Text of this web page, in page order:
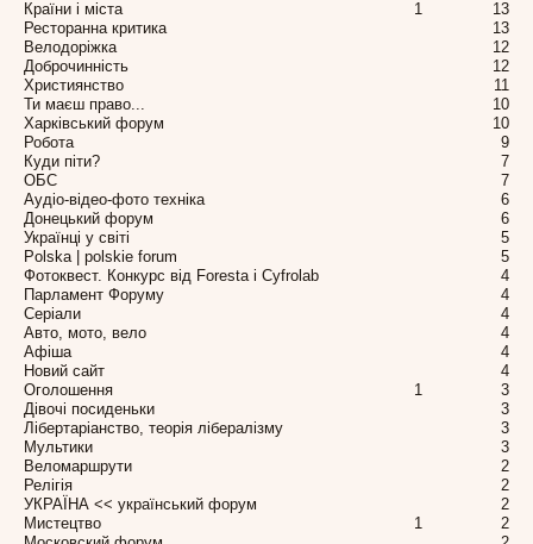
Країни і міста
1
13
Ресторанна критика
13
Велодоріжка
12
Доброчинність
12
Християнство
11
Ти маєш право...
10
Харківський форум
10
Робота
9
Куди піти?
7
ОБС
7
Аудіо-відео-фото техніка
6
Донецький форум
6
Українці у світі
5
Polska | polskie forum
5
Фотоквест. Конкурс від Foresta і Cyfrolab
4
Парламент Форуму
4
Серіали
4
Авто, мото, вело
4
Афіша
4
Новий сайт
4
Оголошення
1
3
Дівочі посиденьки
3
Лібертаріанство, теорія лібералізму
3
Мультики
3
Веломаршрути
2
Релігія
2
УКРАЇНА << український форум
2
Мистецтво
1
2